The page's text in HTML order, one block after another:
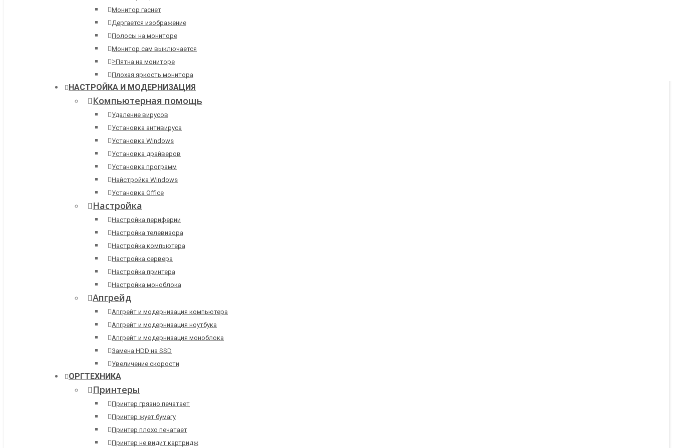
Монитор гаснет
Дергается изображение
Полосы на мониторе
Монитор сам выключается
>Пятна на мониторе
Плохая яркость монитора
НАСТРОЙКА И МОДЕРНИЗАЦИЯ
Компьютерная помощь
Удаление вирусов
Установка антивируса
Установка Windows
Установка драйверов
Установка программ
Найстройка Windows
Установка Office
Настройка
Настройка периферии
Настройка телевизора
Настройка компьютера
Настройка сервера
Настройка принтера
Настройка моноблока
Апгрейд
Апгрейт и модернизация компьютера
Апгрейт и модернизация ноутбука
Апгрейт и модернизация моноблока
Замена HDD на SSD
Увеличение скорости
ОРГТЕХНИКА
Принтеры
Принтер грязно печатает
Принтер жует бумагу
Принтер плохо печатает
Принтер не видит картридж